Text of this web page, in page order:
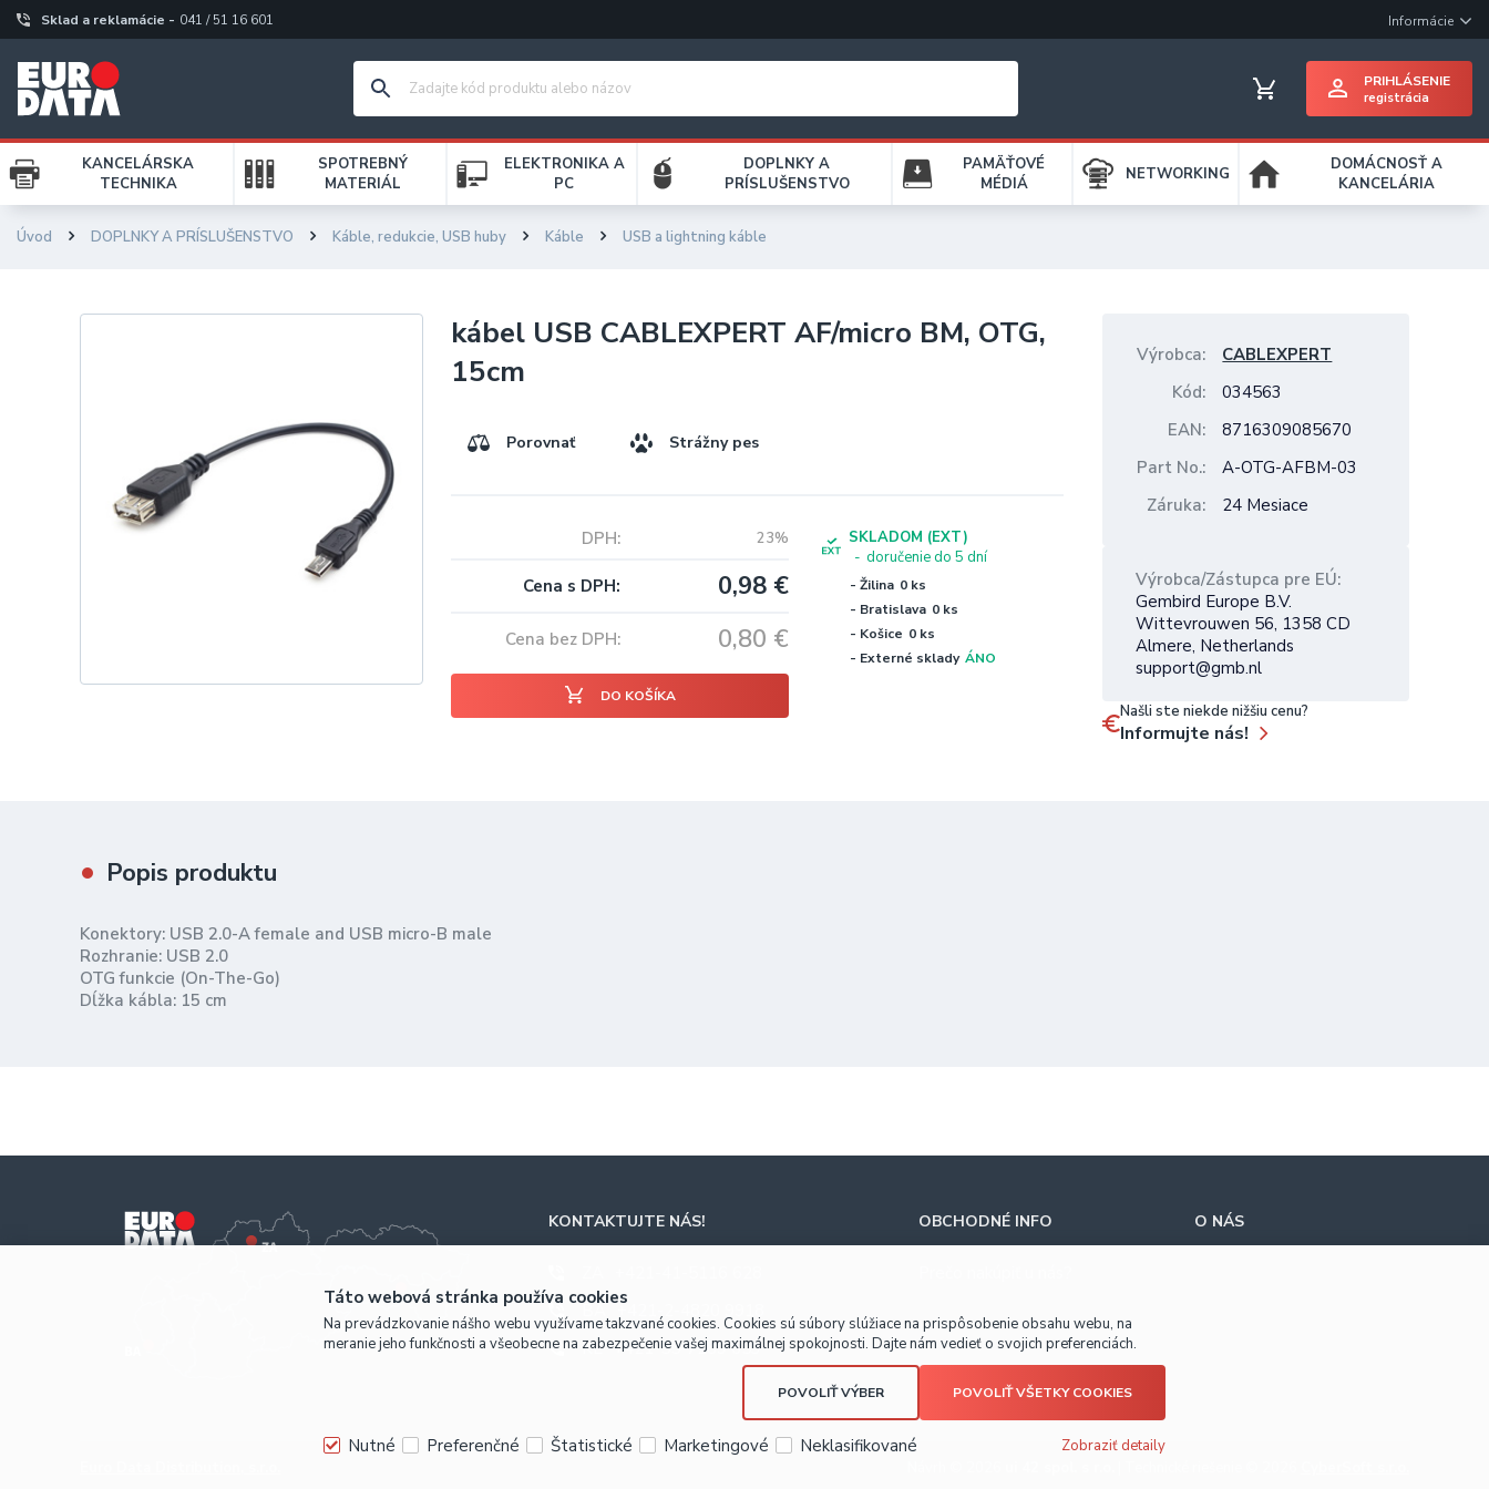
Sklad a reklamácie - 041 / 51 16 601 Informácie
PRIHLÁSENIE
registrácia
KANCELÁRSKA
TECHNIKA
SPOTREBNÝ
MATERIÁL
ELEKTRONIKA A
PC
DOPLNKY A
PRÍSLUŠENSTVO
PAMÄŤOVÉ
MÉDIÁ
NETWORKING
DOMÁCNOSŤ A
KANCELÁRIA
Úvod DOPLNKY A PRÍSLUŠENSTVO Káble, redukcie, USB huby Káble USB a lightning káble
kábel USB CABLEXPERT AF/micro BM, OTG,
15cm
Porovnať Strážny pes
DPH 23%
Cena s DPH 0,98 €
Cena bez DPH 0,80 €
DO KOŠÍKA
SKLADOM (EXT)
doručenie do 5 dní
- Žilina 0 ks
- Bratislava 0 ks
- Košice 0 ks
- Externé sklady ÁNO
Výrobca
CABLEXPERT
Kód
034563
EAN
8716309085670
Part No.
A-OTG-AFBM-03
Záruka
24 Mesiace
Výrobca/Zástupca pre EÚ
Gembird Europe B.V.
Wittevrouwen 56, 1358 CD
Almere, Netherlands
support@gmb.nl
Našli ste niekde nižšiu cenu?
Informujte nás!
Popis produktu
Konektory: USB 2.0-A female and USB micro-B male
Rozhranie: USB 2.0
OTG funkcie (On-The-Go)
Dĺžka kábla: 15 cm
KONTAKTUJTE NÁS!
+421-2-4820 9918
KE +421-55-7289 653
OBCHODNÉ INFO O NÁS
Táto webová stránka používa cookies
Na prevádzkovanie nášho webu využívame takzvané cookies. Cookies sú súbory slúžiace na prispôsobenie obsahu webu, na
meranie jeho funkčnosti a všeobecne na zabezpečenie vašej maximálnej spokojnosti. Dajte nám vedieť o svojich preferenciách.
POVOLIŤ VÝBER POVOLIŤ VŠETKY COOKIES
Nutné Preferenčné Štatistické Marketingové Neklasifikované Zobraziť detaily